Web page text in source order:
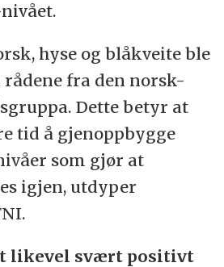
hyse og blåkveite ble
rådene fra den norsk-
Dette betyr at
tid å gjenoppbygge
som gjør at
igjen, utdyper
likevel svært positivt